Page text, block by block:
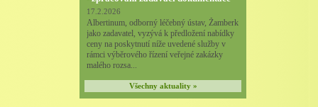
17.2.2026
Albertinum, odborný léčebný ústav, Žamberk
jako zadavatel, vyzývá k předložení nabídky
ceny na poskytnutí níže uvedené služby v
rámci výběrového řízení veřejné zakázky
malého rozsa...
Všechny aktuality »